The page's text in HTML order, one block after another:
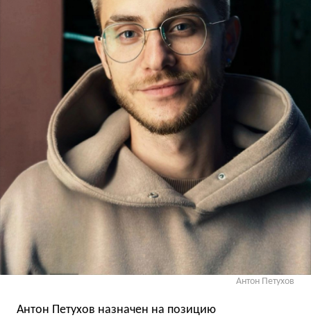
Антон Петухов
Антон Петухов назначен на позицию